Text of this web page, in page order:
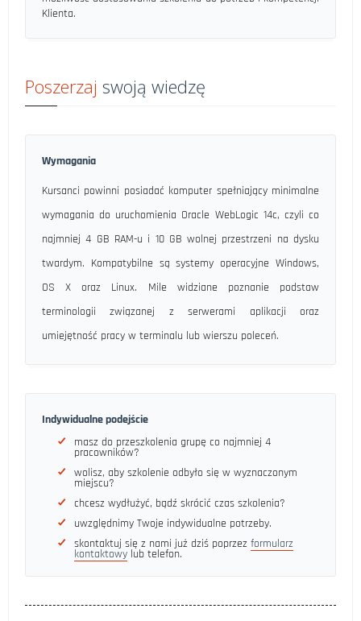
Klienta.
Poszerzaj swoją wiedzę
Wymagania
Kursanci powinni posiadać komputer spełniający minimalne
wymagania do uruchomienia Oracle WebLogic 14c, czyli co
najmniej 4 GB RAM-u i 10 GB wolnej przestrzeni na dysku
twardym. Kompatybilne są systemy operacyjne Windows,
OS X oraz Linux. Mile widziane poznanie podstaw
terminologii związanej z serwerami aplikacji oraz
umiejętność pracy w terminalu lub wierszu poleceń.
Indywidualne podejście
masz do przeszkolenia grupę co najmniej 4
pracowników?
wolisz, aby szkolenie odbyło się w wyznaczonym
miejscu?
chcesz wydłużyć, bądź skrócić czas szkolenia?
uwzględnimy Twoje indywidualne potrzeby.
skontaktuj się z nami już dziś poprzez formularz
kontaktowy lub telefon.